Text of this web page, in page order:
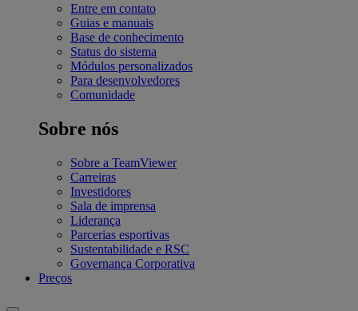
Entre em contato
Guias e manuais
Base de conhecimento
Status do sistema
Módulos personalizados
Para desenvolvedores
Comunidade
Sobre nós
Sobre a TeamViewer
Carreiras
Investidores
Sala de imprensa
Liderança
Parcerias esportivas
Sustentabilidade e RSC
Governança Corporativa
Preços